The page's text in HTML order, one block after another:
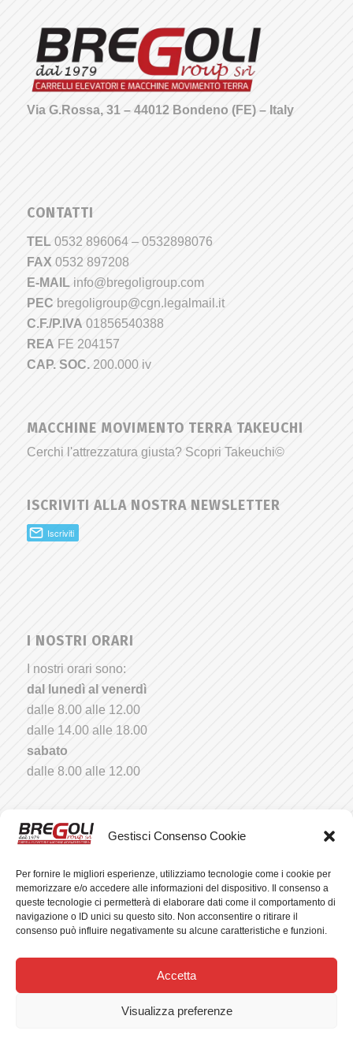
Gestisci Consenso Cookie
Per fornire le migliori esperienze, utilizziamo tecnologie come i cookie per
memorizzare e/o accedere alle informazioni del dispositivo. Il consenso a
queste tecnologie ci permetterà di elaborare dati come il comportamento di
navigazione o ID unici su questo sito. Non acconsentire o ritirare il
consenso può influire negativamente su alcune caratteristiche e funzioni.
Accetta
Visualizza preferenze
Via G.Rossa, 31 – 44012 Bondeno (FE) – Italy
CONTATTI
TEL 0532 896064 – 0532898076
FAX 0532 897208
E-MAIL info@bregoligroup.com
PEC bregoligroup@cgn.legalmail.it
C.F./P.IVA 01856540388
REA FE 204157
CAP. SOC.200.000 iv
MACCHINE MOVIMENTO TERRA TAKEUCHI
Cerchi l'attrezzatura giusta? Scopri Takeuchi©
ISCRIVITI ALLA NOSTRA NEWSLETTER
I NOSTRI ORARI
I nostri orari sono:
dal lunedì al venerdì
dalle 8.00 alle 12.00
dalle 14.00 alle 18.00
sabato
dalle 8.00 alle 12.00
POTENZIA LA TUA LOGISTICA CON BREGOLI
GROUP!
Scopri i carrelli elevatori e le soluzioni per la
movimentazione merci che rivoluzioneranno la tua
efficienza operativa
BREGOLI GROUP S.R.L. - CF/P.Iva: 01856540388 - Credits: